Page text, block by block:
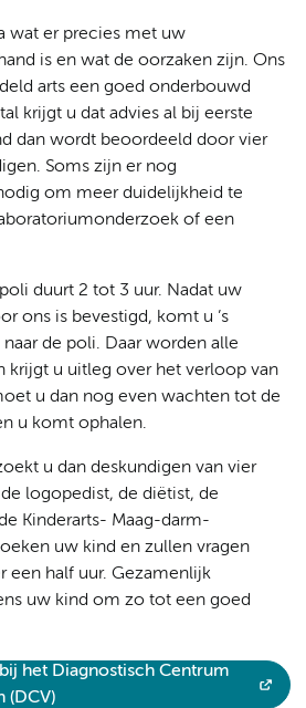
wat er precies met uw
is en wat de oorzaken zijn. Ons
arts een goed onderbouwd
krijgt u dat advies al bij eerste
dan wordt beoordeeld door vier
Soms zijn er nog
om meer duidelijkheid te
of een
duurt 2 tot 3 uur. Nadat uw
ons is bevestigd, komt u ’s
de poli. Daar worden alle
krijgt u uitleg over het verloop van
u dan nog even wachten tot de
u komt ophalen.
u dan deskundigen van vier
logopedist, de diëtist, de
Kinderarts- Maag-darm-
uw kind en zullen vragen
een half uur. Gezamenlijk
uw kind om zo tot een goed
het Diagnostisch Centrum
(DCV)